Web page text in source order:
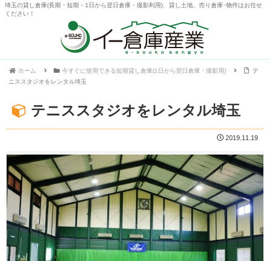
埼玉の貸し倉庫(長期・短期・1日から翌日倉庫・撮影利用)、貸し土地、売り倉庫･物件はお任せ
ください！
ホーム 今すぐに使用できる短期貸し倉庫(1日から翌日倉庫・撮影用)
テ
ニススタジオをレンタル埼玉
テニススタジオをレンタル埼玉
2019.11.19